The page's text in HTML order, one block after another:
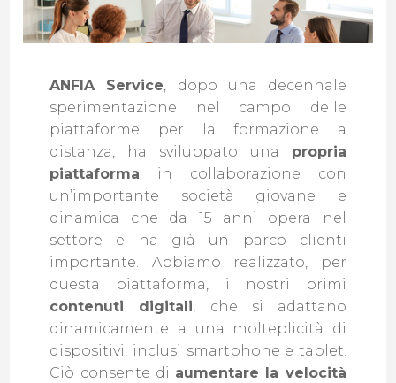
ANFIA Service, dopo una decennale
sperimentazione nel campo delle
piattaforme per la formazione a
distanza, ha sviluppato una propria
piattaforma in collaborazione con
un’importante società giovane e
dinamica che da 15 anni opera nel
settore e ha già un parco clienti
importante. Abbiamo realizzato, per
questa piattaforma, i nostri primi
contenuti digitali, che si adattano
dinamicamente a una molteplicità di
dispositivi, inclusi smartphone e tablet.
Ciò consente di aumentare la velocità